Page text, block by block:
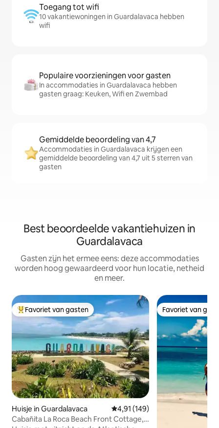
Toegang tot wifi
10 vakantiewoningen in Guardalavaca hebben
wifi
Populaire voorzieningen voor gasten
In accommodaties in Guardalavaca hebben
gasten graag: Keuken, Wifi en Zwembad
Gemiddelde beoordeling van 4,7
Accommodaties in Guardalavaca krijgen een
gemiddelde beoordeling van 4,7 uit 5 sterren van
gasten
Best beoordeelde vakantiehuizen in
Guardalavaca
Gasten zijn het ermee eens: deze accommodaties
worden hoog gewaardeerd voor hun locatie, netheid
en meer.
Topfavoriet van gasten
Favoriet van gasten
Huisje in Guardalavaca Gemiddelde beoordeling van
4,91 (149)
Cabañita La Roca Beach Front Cottage,
Favoriet van
Favoriet van